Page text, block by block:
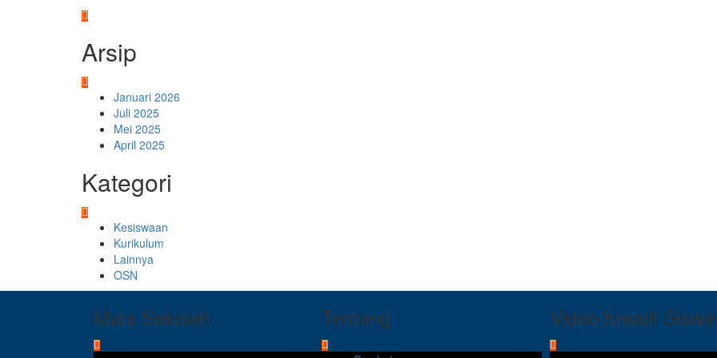
Arsip
Januari 2026
Juli 2025
Mei 2025
April 2025
Kategori
Kesiswaan
Kurikulum
Lainnya
OSN
Mars Sekolah Tentang Video Kreatif Siswa